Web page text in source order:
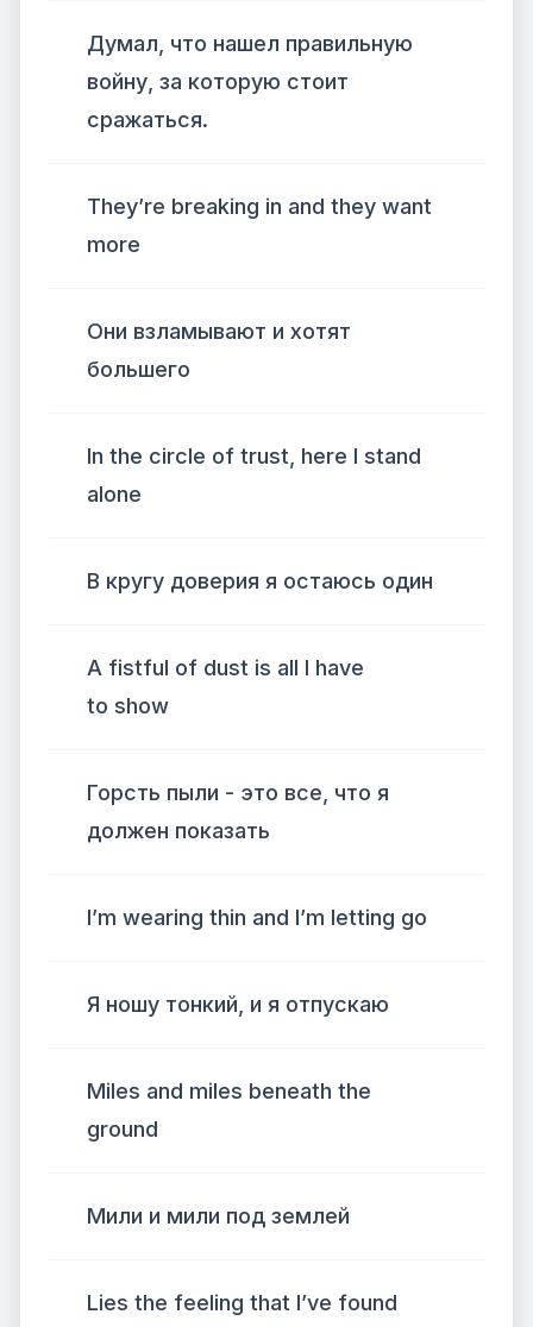
Думал, что нашел правильную
войну, за которую стоит
сражаться.
They’re breaking in and they want
more
Они взламывают и хотят
большего
In the circle of trust, here I stand
alone
В кругу доверия я остаюсь один
A fistful of dust is all I have
to show
Горсть пыли - это все, что я
должен показать
I’m wearing thin and I’m letting go
Я ношу тонкий, и я отпускаю
Miles and miles beneath the
ground
Мили и мили под землей
Lies the feeling that I’ve found